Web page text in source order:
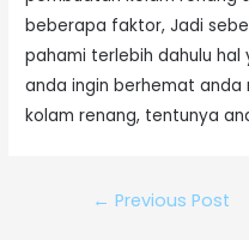
beberapa faktor, Jadi
pahami terlebih dahulu hal
anda ingin berhemat anda
kolam renang, tentunya
← Previous Post